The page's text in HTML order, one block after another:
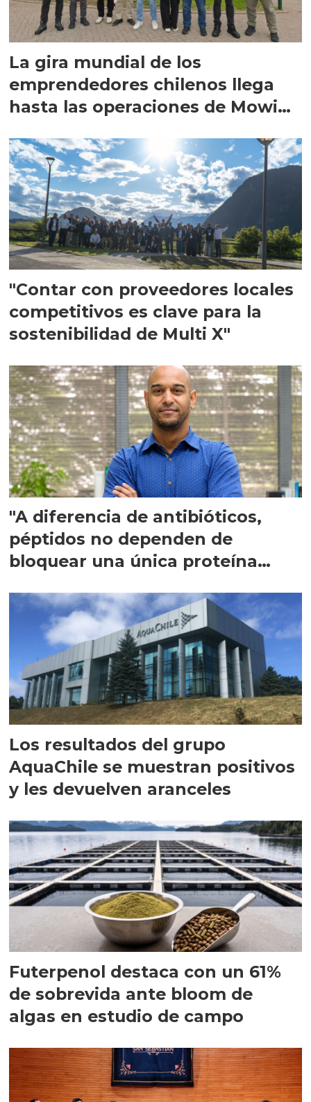
La gira mundial de los
emprendedores chilenos llega
hasta las operaciones de Mowi
"Contar con proveedores locales
competitivos es clave para la
sostenibilidad de Multi X"
"A diferencia de antibióticos,
péptidos no dependen de
bloquear una única proteína
Los resultados del grupo
AquaChile se muestran positivos
y les devuelven aranceles
Futerpenol destaca con un 61%
de sobrevida ante bloom de
algas en estudio de campo